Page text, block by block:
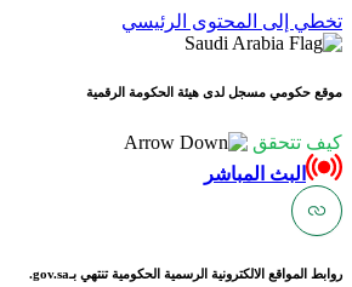
تخطي إلى المحتوى الرئيسي
موقع حكومي مسجل لدى هيئة الحكومة الرقمية
كيف تتحقق
البث المباشر
روابط المواقع الالكترونية الرسمية الحكومية تنتهي بـgov.sa.